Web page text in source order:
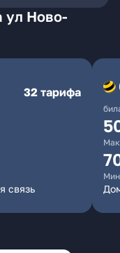
ул Ново-
32 тарифа
связь